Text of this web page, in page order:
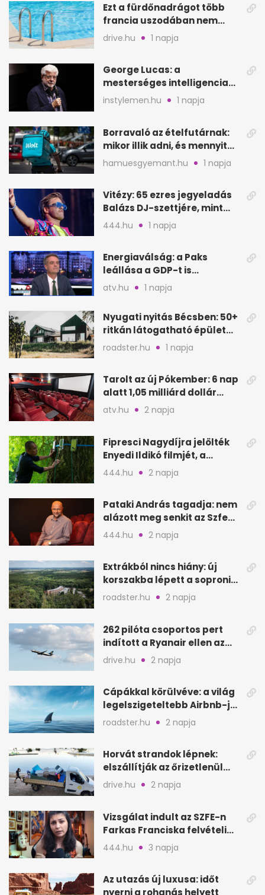
Ezt a fürdőnadrágot több
francia uszodában nem
fogadják el
drive.hu 1 napja
George Lucas: a
mesterséges intelligencia
lehet Hollywood következő
lépése
instylemen.hu 1 napja
Borravaló az ételfutárnak:
mikor illik adni, és mennyit
rendeléskor?
hamuesgyemant.hu 1 napja
Vitézy: 65 ezres jegyeladás
Balázs DJ-szettjére, mint
metró nélküli Puskás-meccs
444.hu 1 napja
Energiaválság: a Paks
leállása a GDP-t is
megütheti, int az
Oeconomus
atv.hu 1 napja
Nyugati nyitás Bécsben: 50+
ritkán látogatható épület
nyílik meg
roadster.hu 1 napja
Tarolt az új Pókember: 6 nap
alatt 1,05 milliárd dollár
bevétel
atv.hu 2 napja
Fipresci Nagydíjra jelölték
Enyedi Ildikó filmjét, a
Csendes barátot
444.hu 2 napja
Pataki András tagadja: nem
alázott meg senkit az Szfe
felvételijén
444.hu 2 napja
Extrákból nincs hiány: új
korszakba lépett a soproni
Fagus Hotel
roadster.hu 2 napja
262 pilóta csoportos pert
indított a Ryanair ellen az
Egyesült Királyságban
drive.hu 2 napja
Cápákkal körülvéve: a világ
legelszigeteltebb Airbnb-je
a nyílt tengeren
roadster.hu 2 napja
Horvát strandok lépnek:
elszállítják az őrizetlenül
hagyott törölközőket
drive.hu 2 napja
Vizsgálat indult az SZFE-n
Farkas Franciska felvételi
videója után
444.hu 3 napja
Az utazás új luxusa: időt
nyerni a rohanás helyett